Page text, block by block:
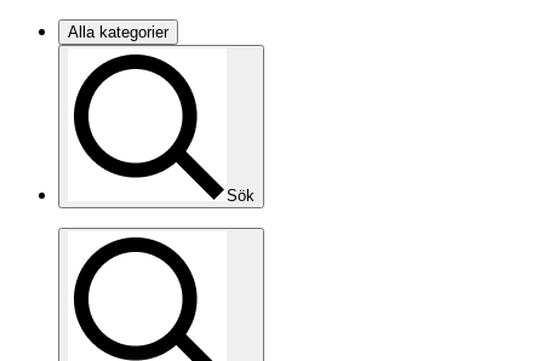
Alla kategorier
Sök